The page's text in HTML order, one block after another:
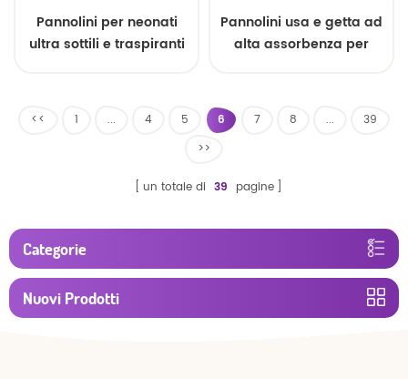
Pannolini per neonati
ultra sottili e traspiranti
Pannolini usa e getta ad
alta assorbenza per
<< 1 ... 4 5 6 7 8 ...
39
>>
un totale di 39 pagine
Categorie
Nuovi Prodotti